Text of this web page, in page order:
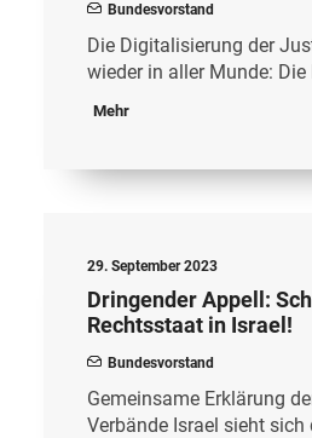
Bundesvorstand
Die Digitalisierung der
wieder in aller Munde: Die
Mehr
29. September 2023
Dringender Appell:
Rechtsstaat in Israel!
Bundesvorstand
Gemeinsame Erklärung
Verbände Israel sieht sich